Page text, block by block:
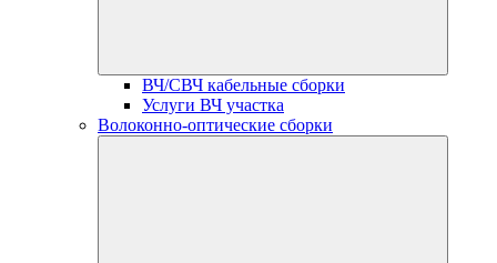
ВЧ/СВЧ кабельные сборки
Услуги ВЧ участка
Волоконно-оптические сборки